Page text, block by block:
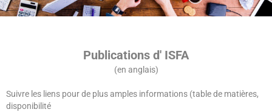
Publications d' ISFA
(en anglais)
Suivre les liens pour de plus amples informations (table de matières,
disponibilité